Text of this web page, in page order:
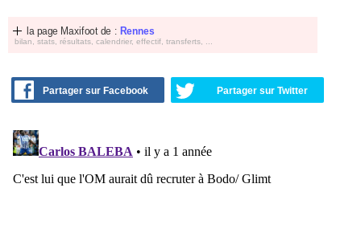
la page Maxifoot de : Rennes
bilan, stats, résultats, calendrier, effectif, transferts, ...
Partager sur Facebook Partager sur Twitter